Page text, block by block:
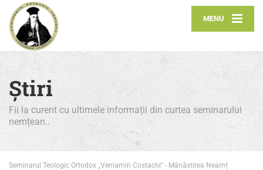
MENU
Știri
Fii la curent cu ultimele informații din curtea seminarului
nemțean..
Seminarul Teologic Ortodox „Veniamin Costachi” - Mânăstirea Neamț